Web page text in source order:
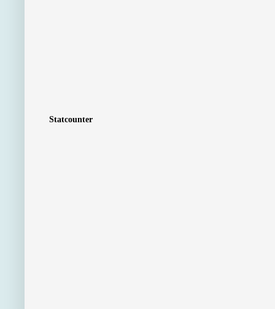
Statcounter